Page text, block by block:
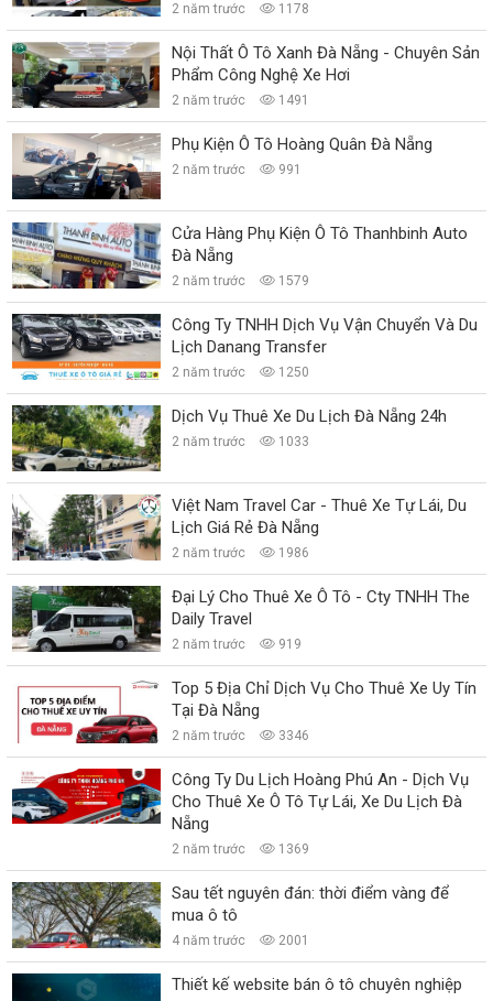
2 năm trước 1178
Nội Thất Ô Tô Xanh Đà Nẵng - Chuyên Sản
Phẩm Công Nghệ Xe Hơi
2 năm trước 1491
Phụ Kiện Ô Tô Hoàng Quân Đà Nẵng
2 năm trước 991
Cửa Hàng Phụ Kiện Ô Tô Thanhbinh Auto
Đà Nẵng
2 năm trước 1579
Công Ty TNHH Dịch Vụ Vận Chuyển Và Du
Lịch Danang Transfer
2 năm trước 1250
Dịch Vụ Thuê Xe Du Lịch Đà Nẵng 24h
2 năm trước 1033
Việt Nam Travel Car - Thuê Xe Tự Lái, Du
Lịch Giá Rẻ Đà Nẵng
2 năm trước 1986
Đại Lý Cho Thuê Xe Ô Tô - Cty TNHH The
Daily Travel
2 năm trước 919
Top 5 Địa Chỉ Dịch Vụ Cho Thuê Xe Uy Tín
Tại Đà Nẵng
2 năm trước 3346
Công Ty Du Lịch Hoàng Phú An - Dịch Vụ
Cho Thuê Xe Ô Tô Tự Lái, Xe Du Lịch Đà
Nẵng
2 năm trước 1369
Sau tết nguyên đán: thời điểm vàng để
mua ô tô
4 năm trước 2001
Thiết kế website bán ô tô chuyên nghiệp